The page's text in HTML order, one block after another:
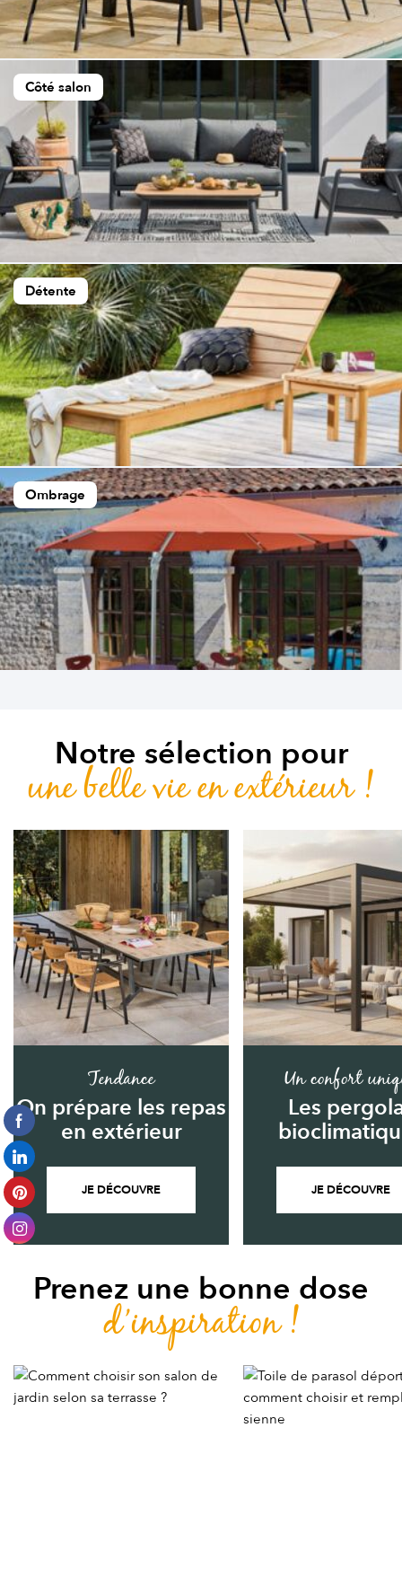
Côté salon
Détente
Ombrage
Notre sélection pour
une belle vie en extérieur !
Tendance
On prépare les repas
en extérieur
JE DÉCOUVRE
Un confort
Les
JE DÉCOUVRE
Prenez une bonne dose
d’inspiration !